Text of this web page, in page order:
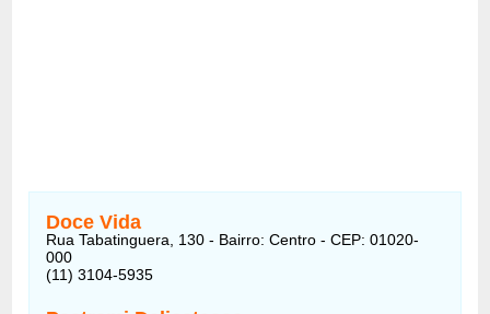
Doce Vida
Rua Tabatinguera, 130 - Bairro: Centro - CEP: 01020-
000
(11) 3104-5935